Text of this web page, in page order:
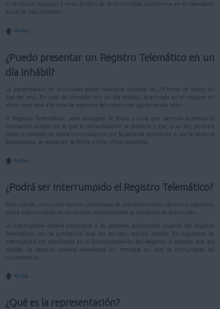
el territorio nacional y en el ámbito de la Comunidad Autónoma en el calendario
anual de días inhábiles.
Arriba
¿Puedo presentar un Registro Telemático en un
día inhábil?
La presentación de solicitudes podrá realizarse durante las 24 horas de todos los
días del año. En caso de coincidir con un día inhábil, la entrada en el registro en
estos casos será a la hora de apertura del mismo del siguiente día hábil.
El Registro Telemático, para consignar la fecha y hora que permita acreditar el
momento exacto en la que la comunicación se produce y que, a su vez, permita
evitar el rechazo de dicha comunicación por la persona remitente o por la persona
destinataria, se regirá por la fecha y hora oficial española.
Arriba
¿Podrá ser interrumpido el Registro Telemático?
Sólo cuando concurran razones justificadas de mantenimiento técnico u operativo
podrá interrumpirse por el tiempo imprescindible la recepción de solicitudes.
La interrupción deberá anunciarse a las personas potenciales usuarias del Registro
Telemático con la antelación que, en su caso, resulte posible. En supuestos de
interrupción no planificada en el funcionamiento del Registro, y siempre que sea
posible, la persona usuaria visualizará un mensaje en que se comunique tal
circunstancia.
Arriba
¿Qué es la representación?